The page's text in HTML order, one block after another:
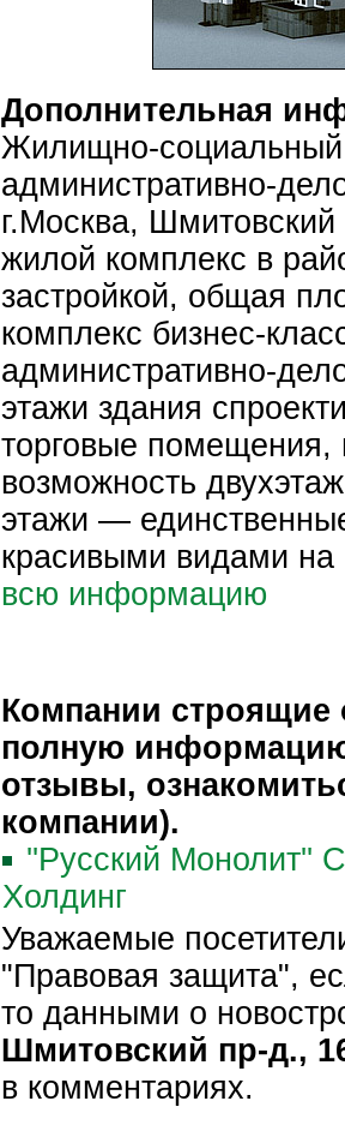
Дополнительная
Жилищно-социальный
административно-
г.Москва,
жилой комплекс в
застройкой, общая
комплекс бизнес-
административно-
этажи здания
торговые
возможность
этажи —
красивыми видами
всю информацию
Компании строящие
полную
отзывы,
компании).
''Русский Монолит''
Холдинг
Уважаемые
"Правовая защита",
то данными о
Шмитовский пр-д.,
в комментариях.